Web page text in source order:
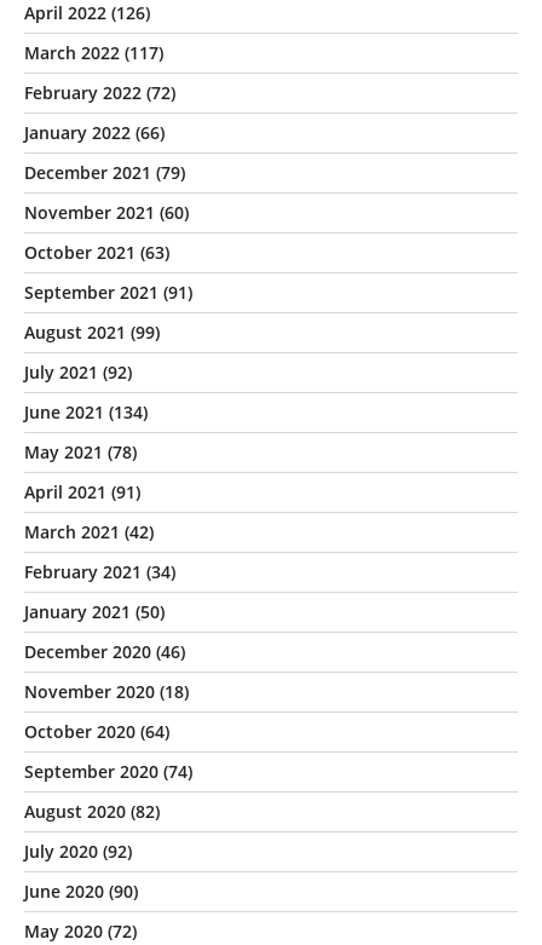
April 2022 (126)
March 2022 (117)
February 2022 (72)
January 2022 (66)
December 2021 (79)
November 2021 (60)
October 2021 (63)
September 2021 (91)
August 2021 (99)
July 2021 (92)
June 2021 (134)
May 2021 (78)
April 2021 (91)
March 2021 (42)
February 2021 (34)
January 2021 (50)
December 2020 (46)
November 2020 (18)
October 2020 (64)
September 2020 (74)
August 2020 (82)
July 2020 (92)
June 2020 (90)
May 2020 (72)